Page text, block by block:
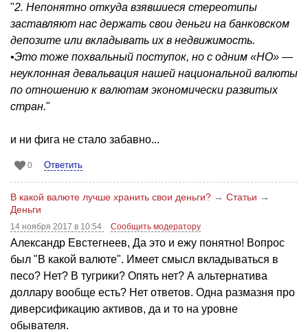
"2. Непонятно откуда взявшиеся стереотипы
заставляют нас держать свои деньги на банковском
депозите или вкладывать их в недвижимость.
•Это тоже похвальный поступок, но с одним «НО» —
неуклонная девальвация нашей национальной валюты
по отношению к валютам экономически развитых
стран."
и ни фига не стало забавно...
0 Ответить
В какой валюте лучше хранить свои деньги? → Статьи →
Деньги
14 ноября 2017 в 10:54 Сообщить модератору
Александр Евстегнеев, Да это и ежу понятно! Вопрос
был "В какой валюте". Имеет смысл вкладываться в
песо? Нет? В тугрики? Опять нет? А альтернатива
доллару вообще есть? Нет ответов. Одна размазня про
диверсификацию активов, да и то на уровне
обывателя.